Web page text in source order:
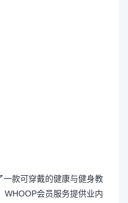
一款可穿戴的健康与健身教
WHOOP会员服务提供业内